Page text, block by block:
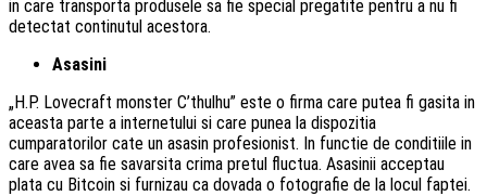
in care transporta produsele sa fie special pregatite pentru a nu fi
detectat continutul acestora.
Asasini
„H.P. Lovecraft monster C’thulhu” este o firma care putea fi gasita in
aceasta parte a internetului si care punea la dispozitia
cumparatorilor cate un asasin profesionist. In functie de conditiile in
care avea sa fie savarsita crima pretul fluctua. Asasinii acceptau
plata cu Bitcoin si furnizau ca dovada o fotografie de la locul faptei.